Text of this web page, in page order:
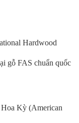
Hardwood
gỗ FAS chuẩn quốc
Kỳ (American